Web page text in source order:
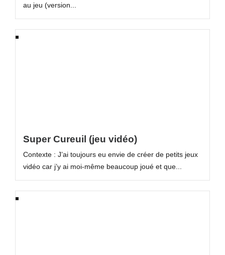
au jeu (version...
Super Cureuil (jeu vidéo)
Contexte : J’ai toujours eu envie de créer de petits jeux
vidéo car j’y ai moi-même beaucoup joué et que...